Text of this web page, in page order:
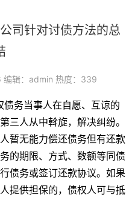
司针对讨债方法的总
辑：admin 热度：339
债务当事人在自愿、互谅的
三人从中斡旋，解决纠纷。
暂无能力偿还债务但有还款
的期限、方式、数额等同债
债务或签订还款协议。如果
提供担保的，债权人可与抵